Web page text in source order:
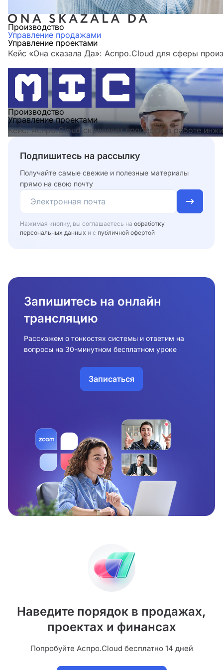
Производство
Управление продажами
Управление проектами
Кейс «Она сказала Да»: Аспро.Cloud для сферы
Производство
Управление проектами
Кейс: Аспро.Cloud скрепляет процессы в работе
Подпишитесь на рассылку
Получайте самые свежие и полезные материалы
прямо на свою почту
Нажимая кнопку, вы соглашаетесь на обработку
персональных данных и с публичной офертой
Запишитесь на онлайн
трансляцию
Расскажем о тонкостях системы и ответим на
вопросы на 30-минутном бесплатном уроке
Записаться
Наведите порядок в продажах,
проектах и финансах
Попробуйте Аспро.Cloud бесплатно 14 дней